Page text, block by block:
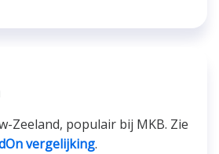
Zeeland, populair bij MKB. Zie
vergelijking.